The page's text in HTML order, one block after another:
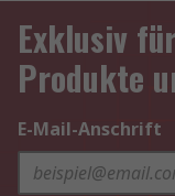
Exklusiv
Produkte
E-Mail-Anschrift